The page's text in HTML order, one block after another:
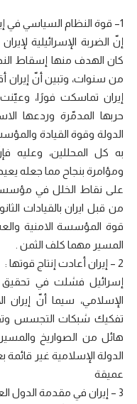
1– قوة النظام السياسي في إيران
إنّ الضربة الإسرائيلية
كان الهدف منها إسقاط
من سنوات، وتبين أنّ إيران
إيران تماسكت فورًا،
حربها المدمّرة وردعها
الدولة وقوة القيادة
به كل المحللين، وعليه
ومؤامرة بنجاح مما جعله
على نقاط الخلل في
من قبل ايران بالقيادات
قوة المؤسسة الامنية
المسير مهما كلف الثمن .
2 – إيران أعادت إنتاج قوتها :
إسرائيل فشلت في
الإسلامي، سيما أنّ إيران
تفكيك شبكات التجسس
هائل من الصواريخ
الدولة الإسلامية غير
عميقة
3 – إيران في مقدمة الدول العظمى